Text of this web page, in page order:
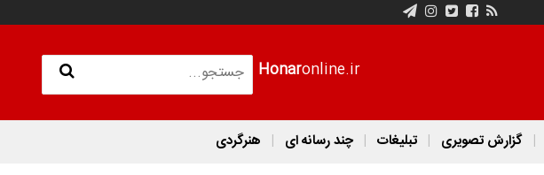
Honaronline.ir
گزارش تصویری تبلیغات چند رسانه ای هنرگردی